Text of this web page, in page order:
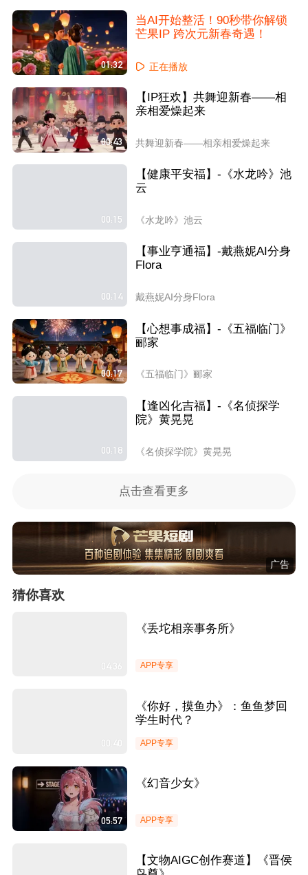
01:32
当AI开始整活！90秒带你解锁
芒果IP 跨次元新春奇遇！
正在播放
00:43
【IP狂欢】共舞迎新春——相
亲相爱燥起来
共舞迎新春——相亲相爱燥起来
00:15
【健康平安福】-《水龙吟》池
云
《水龙吟》池云
00:14
【事业亨通福】-戴燕妮AI分身
Flora
戴燕妮AI分身Flora
00:17
【心想事成福】-《五福临门》
郦家
《五福临门》郦家
00:18
【逢凶化吉福】-《名侦探学
院》黄晃晃
《名侦探学院》黄晃晃
点击查看更多
广告
猜你喜欢
04:36
《丢坨相亲事务所》
APP专享
00:40
《你好，摸鱼办》：鱼鱼梦回
学生时代？
APP专享
05:57
《幻音少女》
APP专享
【文物AIGC创作赛道】《晋侯